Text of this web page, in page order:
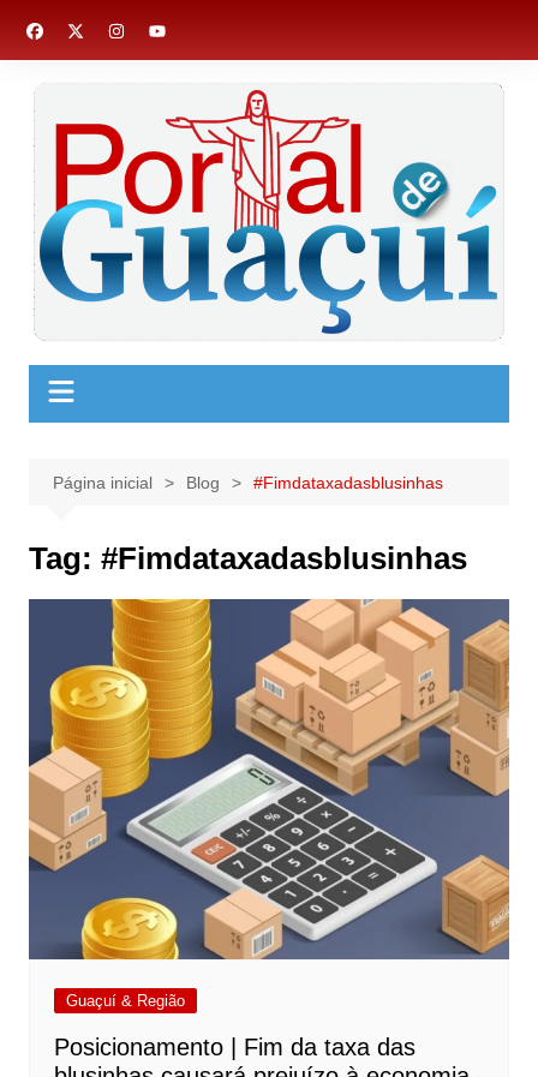
para
Página inicial Blog #Fimdataxadasblusinhas
Tag: #Fimdataxadasblusinhas
Guaçuí & Região
Posicionamento | Fim da taxa das